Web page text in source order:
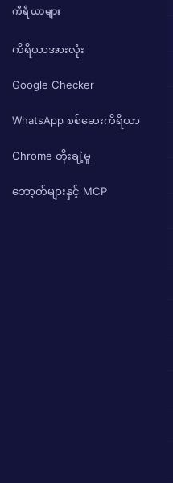
ကိရိယာများ
ကိရိယာအားလုံး
Google Checker
WhatsApp စစ်ဆေးကိရိယာ
Chrome တိုးချဲ့မှု
ဘော့တ်များနှင့် MCP